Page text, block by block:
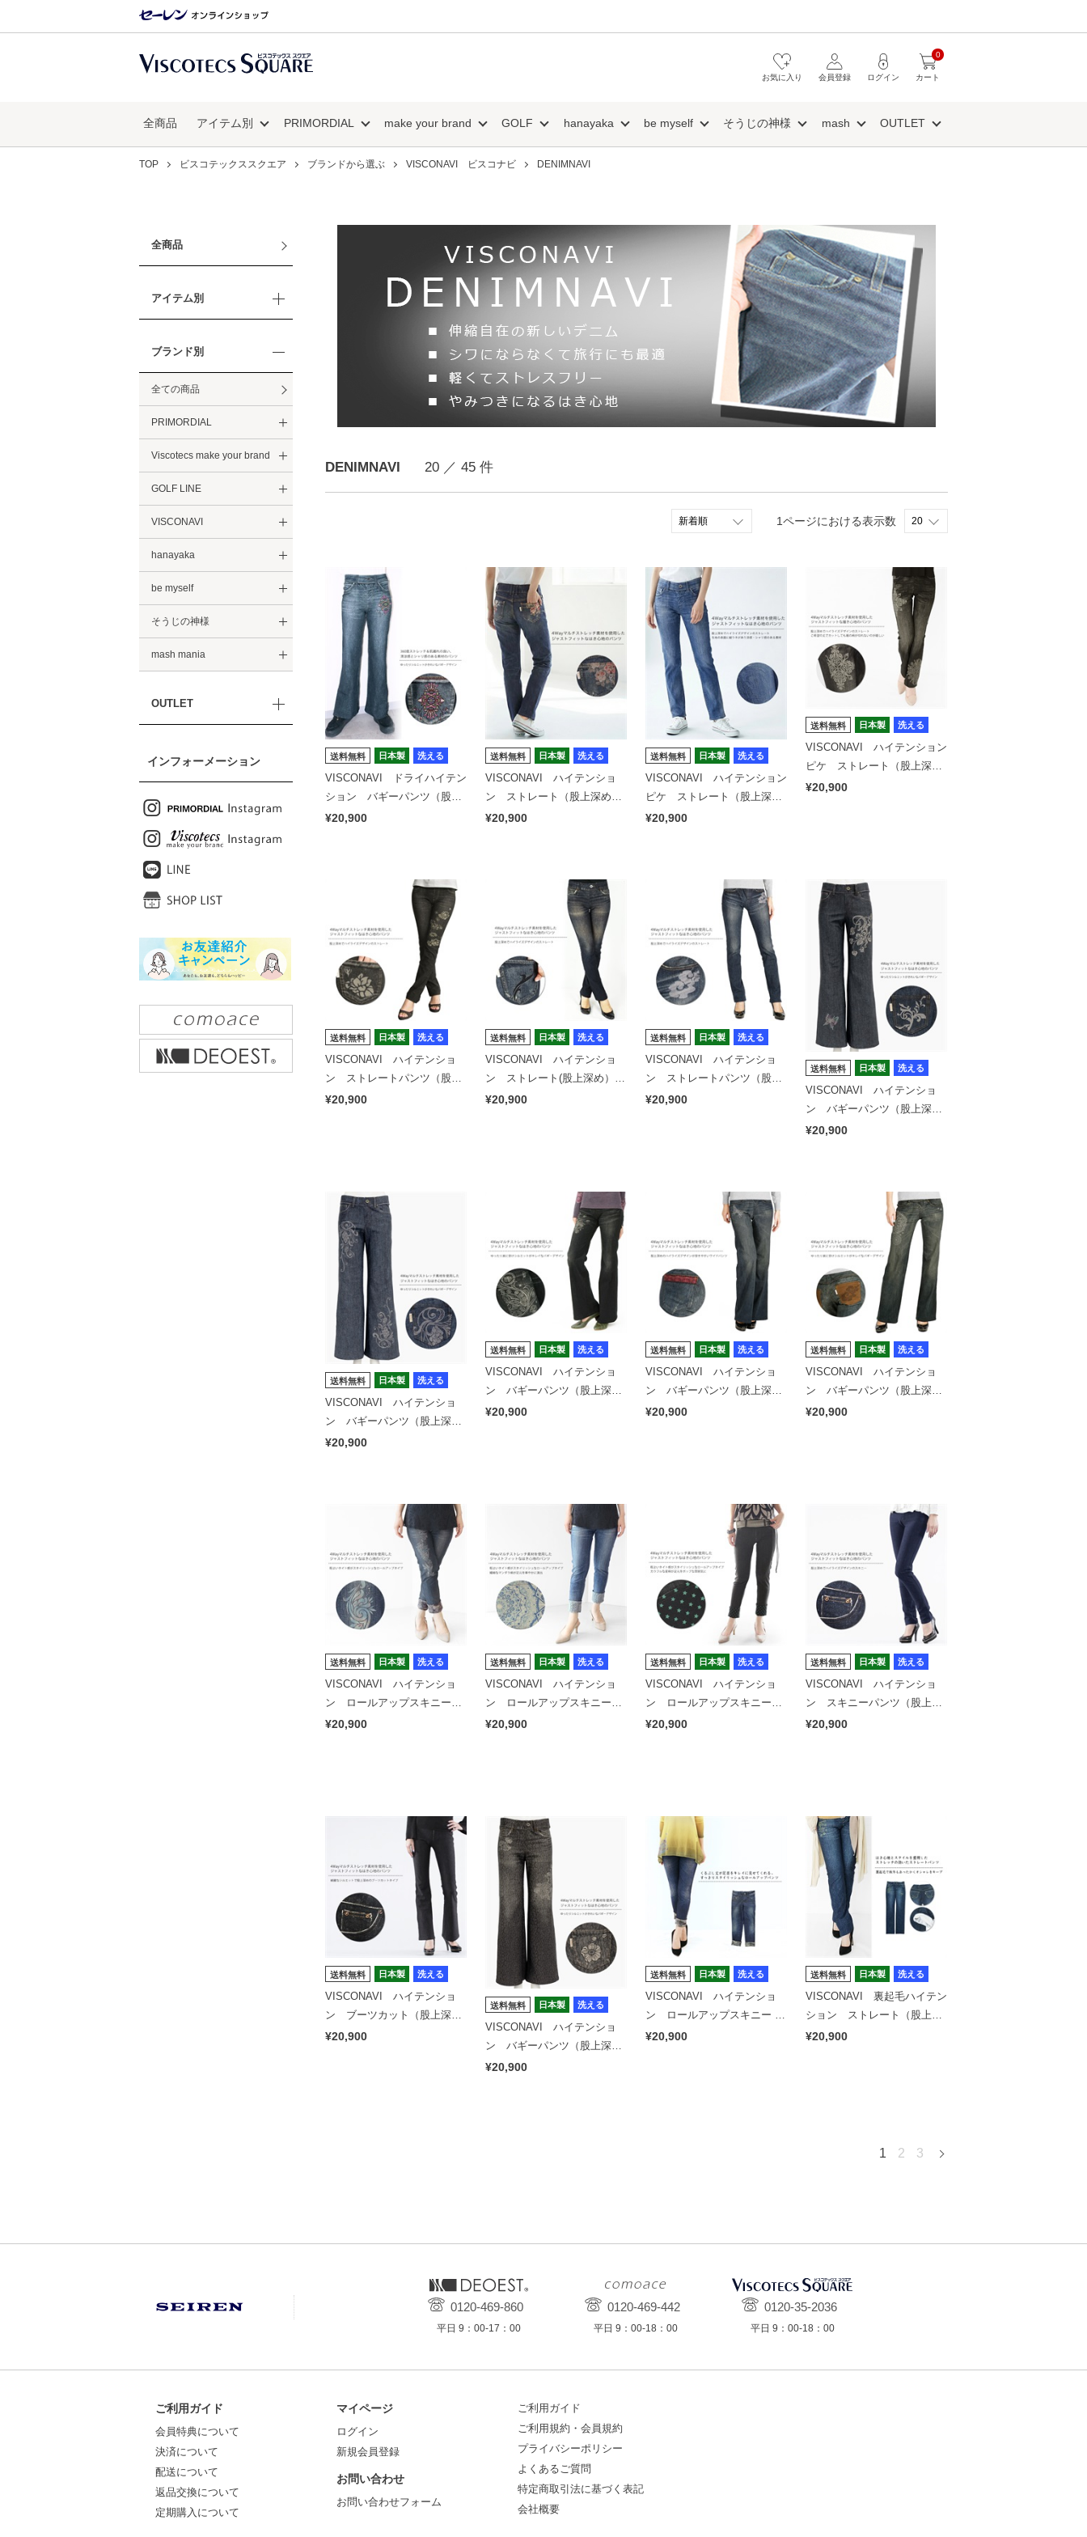
カート
0
ログイン
会員登録
お気に入り
全商品 アイテム別 PRIMORDIAL make your brand GOLF hanayaka be myself そうじの神様 mash OUTLET
TOP ビスコテックススクエア ブランドから選ぶ VISCONAVI ビスコナビ DENIMNAVI
全商品
アイテム別
ブランド別
全ての商品
PRIMORDIAL
Viscotecs make your brand
GOLF LINE
VISCONAVI
hanayaka
be myself
そうじの神様
mash mania
OUTLET
インフォーメーション
DENIMNAVI 20 ／ 45 件
1ページにおける表示数
送料無料 日本製 洗える
VISCONAVI ドライハイテン
ション バギーパンツ（股上
深め）グラスアーツ
¥20,900
送料無料 日本製 洗える
VISCONAVI ハイテンショ
ン ストレート（股上深め）
ジュエリーストーン
¥20,900
送料無料 日本製 洗える
VISCONAVI ハイテンション
ピケ ストレート（股上深
め）トライバル
¥20,900
送料無料 日本製 洗える
VISCONAVI ハイテンション
ピケ ストレート（股上深
め）文様
¥20,900
送料無料 日本製 洗える
VISCONAVI ハイテンショ
ン ストレートパンツ（股上
深め）蓮
¥20,900
送料無料 日本製 洗える
VISCONAVI ハイテンショ
ン ストレート(股上深め）オ
ールド
¥20,900
送料無料 日本製 洗える
VISCONAVI ハイテンショ
ン ストレートパンツ（股上
深め）雲
¥20,900
送料無料 日本製 洗える
VISCONAVI ハイテンショ
ン バギーパンツ（股上深
め）とかげ
¥20,900
送料無料 日本製 洗える
VISCONAVI ハイテンショ
ン バギーパンツ（股上深
め）フローイング
¥20,900
送料無料 日本製 洗える
VISCONAVI ハイテンショ
ン バギーパンツ（股上深
め）アフリカングラフティ
¥20,900
送料無料 日本製 洗える
VISCONAVI ハイテンショ
ン バギーパンツ（股上深
め）バタフライ
¥20,900
送料無料 日本製 洗える
VISCONAVI ハイテンショ
ン バギーパンツ（股上深
め）マンダラ
¥20,900
送料無料 日本製 洗える
VISCONAVI ハイテンショ
ン ロールアップスキニー
（股上深め）植物トライバル
¥20,900
送料無料 日本製 洗える
VISCONAVI ハイテンショ
ン ロールアップスキニー
（股上深め）PLANTS
¥20,900
送料無料 日本製 洗える
VISCONAVI ハイテンショ
ン ロールアップスキニー
スター
¥20,900
送料無料 日本製 洗える
VISCONAVI ハイテンショ
ン スキニーパンツ（股上深
め）
¥20,900
送料無料 日本製 洗える
VISCONAVI ハイテンショ
ン ブーツカット（股上深
め）
¥20,900
送料無料 日本製 洗える
VISCONAVI ハイテンショ
ン バギーパンツ（股上深
め）レオパード／tiger
¥20,900
送料無料 日本製 洗える
VISCONAVI ハイテンショ
ン ロールアップスキニー ス
ウィッチ×タイダイ
¥20,900
送料無料 日本製 洗える
VISCONAVI 裏起毛ハイテン
ション ストレート（股上深
め）フォト文様
¥20,900
1 2 3
0120-469-860
平日 9：00-17：00
0120-469-442
平日 9：00-18：00
0120-35-2036
平日 9：00-18：00
ご利用ガイド
会員特典について
決済について
配送について
返品交換について
定期購入について
マイページ
ログイン
新規会員登録
お問い合わせ
お問い合わせフォーム
ご利用ガイド
ご利用規約・会員規約
プライバシーポリシー
よくあるご質問
特定商取引法に基づく表記
会社概要